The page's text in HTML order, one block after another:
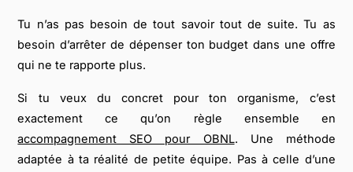
Tu n’as pas besoin de tout savoir tout de suite. Tu as
besoin d’arrêter de dépenser ton budget dans une offre
qui ne te rapporte plus.
Si tu veux du concret pour ton organisme, c’est
exactement ce qu’on règle ensemble en
accompagnement SEO pour OBNL. Une méthode
adaptée à ta réalité de petite équipe. Pas à celle d’une